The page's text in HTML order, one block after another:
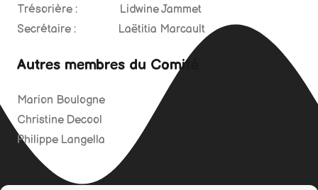
Trésorière : Lidwine Jammet
Secrétaire : Laëtitia Marcault
Autres membres du Comité
Marion Boulogne
Christine Decool
Philippe Langella